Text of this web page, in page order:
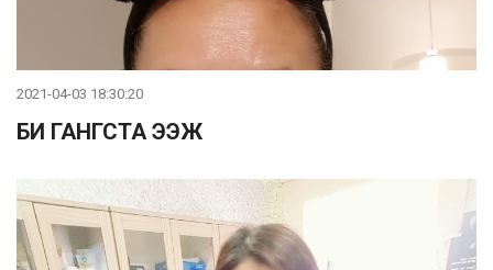
2021-04-03 18:30:20
БИ ГАНГСТА ЭЭЖ